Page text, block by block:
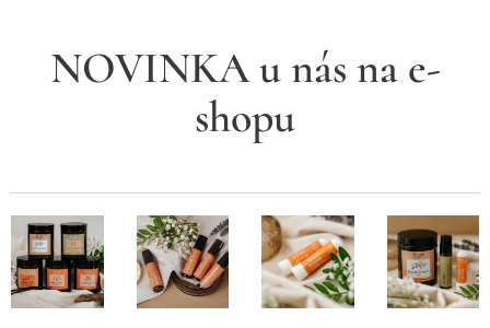
NOVINKA u nás na e-
shopu